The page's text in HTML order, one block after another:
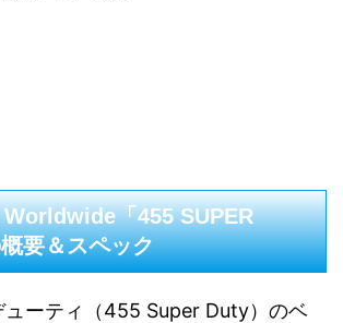
「455 SUPER
要＆スペック
ーティ（455 Super Duty）のベ